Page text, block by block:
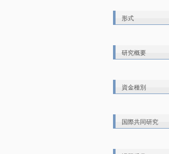
形式
研究概要
資金種別
国際共同研究